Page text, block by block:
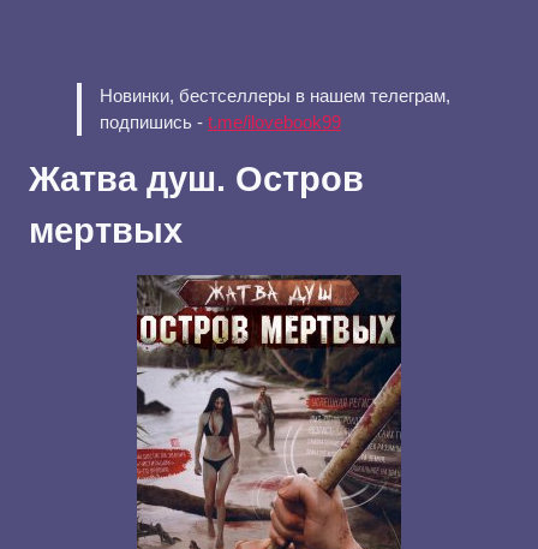
Новинки, бестселлеры в нашем телеграм,
подпишись - t.me/ilovebook99
Жатва душ. Остров
мертвых